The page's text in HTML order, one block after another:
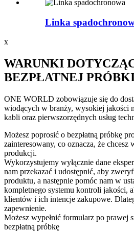
Linka
x
WARUNKI
BEZPŁATNEJ
ONE WORLD zobowiązuje się do
wiodących w branży, wysokiej jakości
kabli oraz pierwszorzędnych usług
Możesz poprosić o bezpłatną próbkę
zainteresowany, co oznacza, że
produkcji.
Wykorzystujemy wyłącznie dane
nam przekazać i udostępnić, aby
produktu, a następnie pomóc nam w
kompletnego systemu kontroli jakości,
klientów i ich intencje zakupowe.
zapewnienie.
Możesz wypełnić formularz po prawej
bezpłatną próbkę